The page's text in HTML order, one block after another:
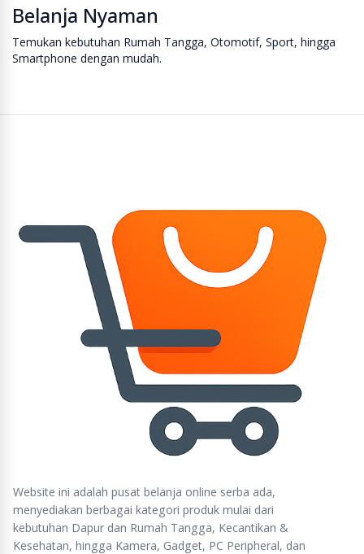
Belanja Nyaman
Temukan kebutuhan Rumah Tangga, Otomotif, Sport, hingga
Smartphone dengan mudah.
Website ini adalah pusat belanja online serba ada,
menyediakan berbagai kategori produk mulai dari
kebutuhan Dapur dan Rumah Tangga, Kecantikan &
Kesehatan, hingga Kamera, Gadget, PC Peripheral, dan